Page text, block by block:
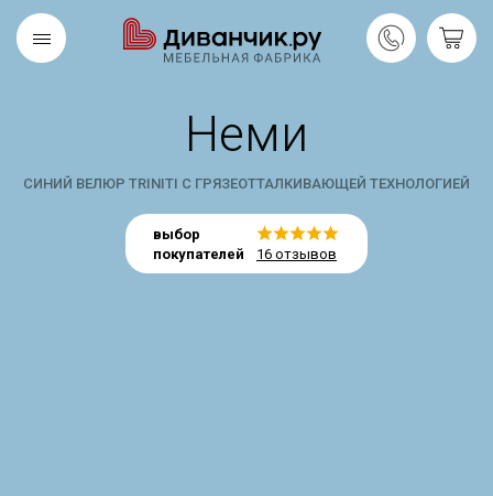
Неми
СИНИЙ ВЕЛЮР TRINITI С ГРЯЗЕОТТАЛКИВАЮЩЕЙ ТЕХНОЛОГИЕЙ
выбор
покупателей
16 отзывов
Скандинавская